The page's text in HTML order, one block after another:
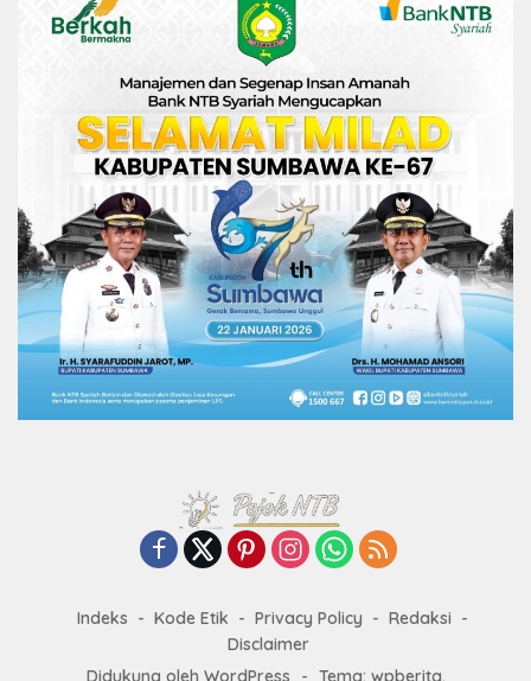
Indeks Kode Etik Privacy Policy
Redaksi
Disclaimer
Didukung oleh WordPress
- Tema: wpberita.